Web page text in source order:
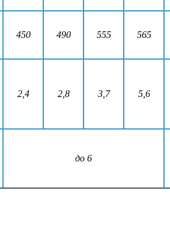
450 490 555 565
2,4 2,8 3,7 5,6
до 6